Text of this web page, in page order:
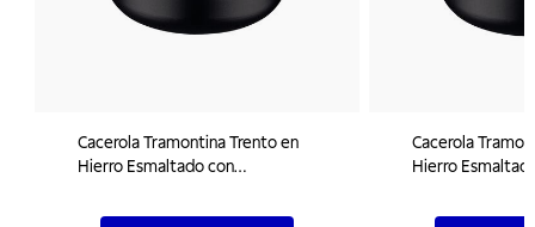
Cacerola Tramontina Trento en
Hierro Esmaltado con
Antiadherente Starflon Excellent 24
Cacerola
Hierro
Antiadherente